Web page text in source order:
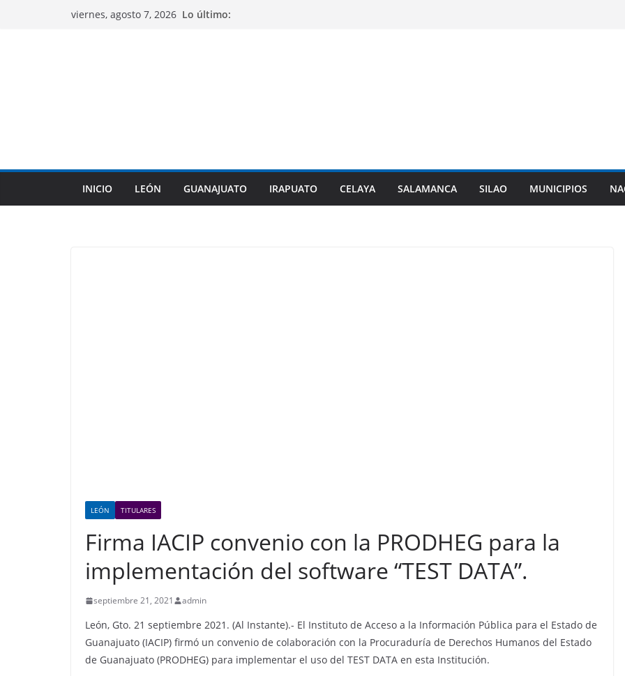
viernes, agosto 7, 2026 Lo último:
INICIO LEÓN GUANAJUATO IRAPUATO CELAYA SALAMANCA SILAO MUNICIPIOS
LEÓN TITULARES
Firma IACIP convenio con la PRODHEG para la
implementación del software “TEST DATA”.
septiembre 21, 2021 admin
León, Gto. 21 septiembre 2021. (Al Instante).- El Instituto de Acceso a la Información Pública para el Estado de
Guanajuato (IACIP) firmó un convenio de colaboración con la Procuraduría de Derechos Humanos del Estado
de Guanajuato (PRODHEG) para implementar el uso del TEST DATA en esta Institución.